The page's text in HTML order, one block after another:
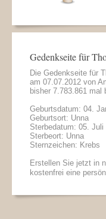
Gedenkseite für
Die Gedenkseite für
am 07.07.2012 von
bisher 7.783.861 mal
Geburtsdatum: 04.
Geburtsort: Unna
Sterbedatum: 05. Juli
Sterbeort: Unna
Sternzeichen: Krebs
Erstellen Sie jetzt in
kostenfrei eine